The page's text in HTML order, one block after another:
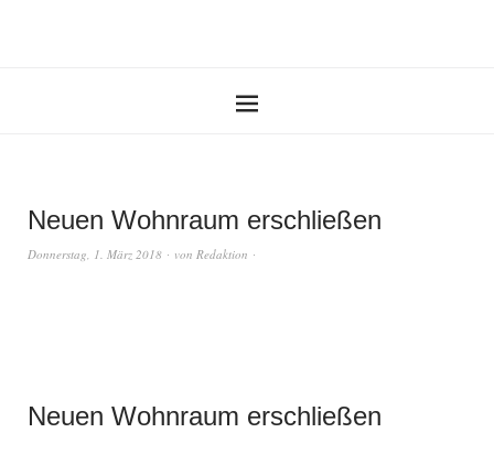
Neuen Wohnraum erschließen
Donnerstag, 1. März 2018 von Redaktion
Neuen Wohnraum erschließen